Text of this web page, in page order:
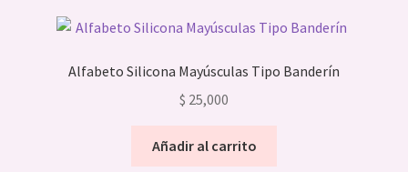
Alfabeto Silicona Mayúsculas Tipo Banderín
$ 25,000
Añadir al carrito